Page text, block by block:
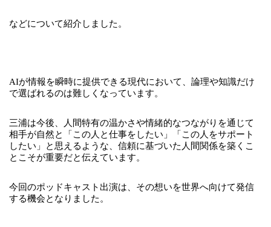
などについて紹介しました。
AIが情報を瞬時に提供できる現代において、論理や知識だけ
で選ばれるのは難しくなっています。
三浦は今後、
人間特有の温かさや情緒的なつながりを通じて
相手が自然と「この人と仕事をしたい」「この人をサポート
したい」と思えるような、信頼に基づいた人間関係を築くこ
とこそが重要だと伝えています。
今回のポッドキャスト出演は、その想いを世界へ向けて発信
する機会となりました。